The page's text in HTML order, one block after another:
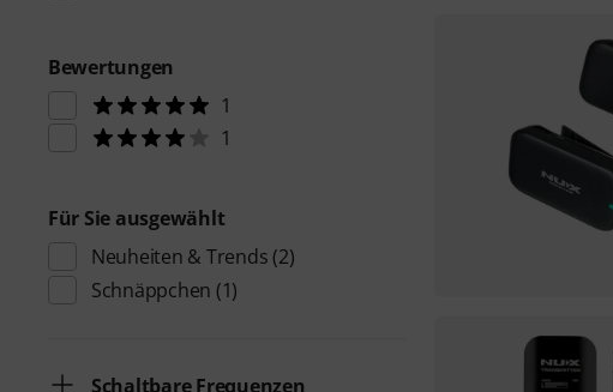
Bewertungen
1
1
Für Sie ausgewählt
Neuheiten & Trends (2)
Schnäppchen (1)
Schaltbare Frequenzen